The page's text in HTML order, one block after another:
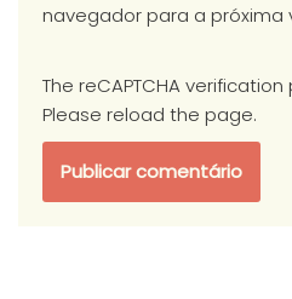
navegador para a próxima
The reCAPTCHA
Please reload the page.